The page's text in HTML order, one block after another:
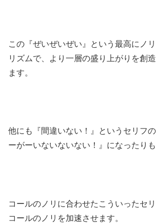
この『ぜいぜいぜい』という最高にノ
リズムで、より一層の盛り上がりを創
ます。
他にも『間違いない！』というセリフ
ーがーいないないない！』になったりも
コールのノリに合わせたこういったセ
コールのノリを加速させます。